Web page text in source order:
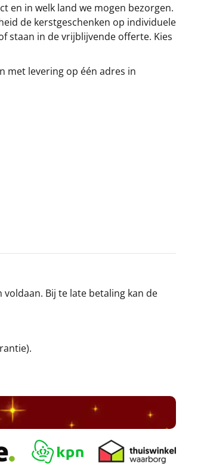
en in welk land we mogen bezorgen.
de kerstgeschenken op individuele
staan in de vrijblijvende offerte. Kies
met levering op één adres in
Bij te late betaling kan de